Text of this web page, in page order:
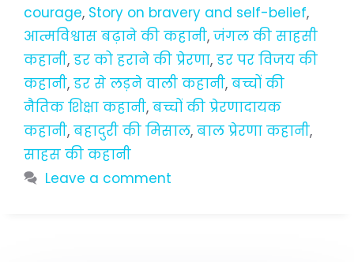
courage, Story on bravery and self-belief,
आत्मविश्वास बढ़ाने की कहानी, जंगल की साहसी
कहानी, डर को हराने की प्रेरणा, डर पर विजय की
कहानी, डर से लड़ने वाली कहानी, बच्चों की
नैतिक शिक्षा कहानी, बच्चों की प्रेरणादायक
कहानी, बहादुरी की मिसाल, बाल प्रेरणा कहानी,
साहस की कहानी
Leave a comment